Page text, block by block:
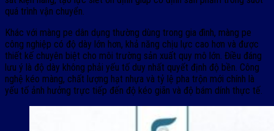
quá trình vận chuyển.
Khác với màng pe dân dụng thường dùng trong gia đình, màng pe
công nghiệp có độ dày lớn hơn, khả năng chịu lực cao hơn và được
thiết kế chuyên biệt cho môi trường sản xuất quy mô lớn. Điều đáng
lưu ý là độ dày không phải yếu tố duy nhất quyết định độ bền. Công
nghệ kéo màng, chất lượng hạt nhựa và tỷ lệ pha trộn mới chính là
yếu tố ảnh hưởng trực tiếp đến độ kéo giãn và độ bám dính thực tế.